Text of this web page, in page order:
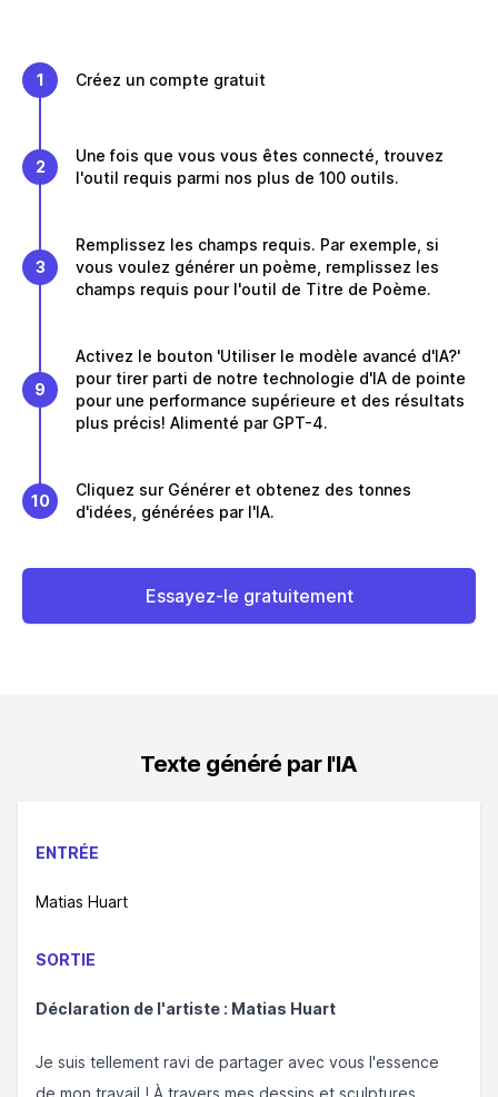
1 Créez un compte gratuit
2
Une fois que vous vous êtes connecté, trouvez
l'outil requis parmi nos plus de 100 outils.
3
Remplissez les champs requis. Par exemple, si
vous voulez générer un poème, remplissez les
champs requis pour l'outil de Titre de Poème.
9
Activez le bouton 'Utiliser le modèle avancé d'IA?'
pour tirer parti de notre technologie d'IA de pointe
pour une performance supérieure et des résultats
plus précis! Alimenté par GPT-4.
10
Cliquez sur Générer et obtenez des tonnes
d'idées, générées par l'IA.
Essayez-le gratuitement
Texte généré par l'IA
ENTRÉE
Matias Huart
SORTIE
Déclaration de l'artiste : Matias Huart
Je suis tellement ravi de partager avec vous l'essence
de mon travail ! À travers mes dessins et sculptures,